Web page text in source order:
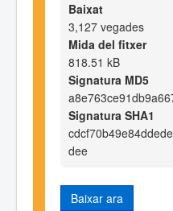
Baixat
3,127 vegades
Mida del fitxer
818.51 kB
Signatura MD5
Signatura SHA1
dee
Baixar ara